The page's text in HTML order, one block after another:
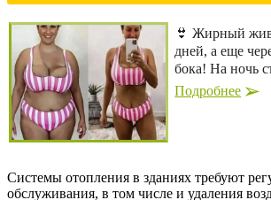
👙 Жирный
дней, а еще
бока! На ночь
Подробнее
Системы отопления в зданиях требуют
обслуживания, в том числе и удаления